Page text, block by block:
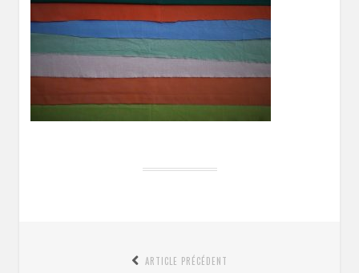
ARTICLE PRÉCÉDENT